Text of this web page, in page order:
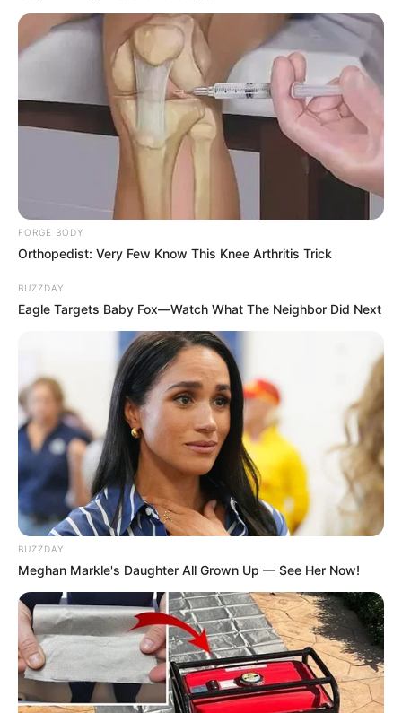
FORGE BODY
Orthopedist: Very Few Know This Knee Arthritis Trick
BUZZDAY
Eagle Targets Baby Fox—Watch What The Neighbor Did Next
BUZZDAY
Meghan Markle's Daughter All Grown Up — See Her Now!